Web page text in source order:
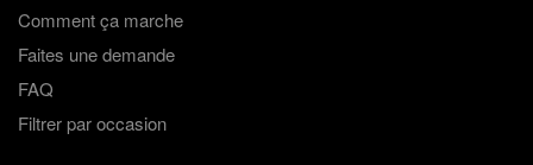
Comment ça marche
Faites une demande
FAQ
Filtrer par occasion